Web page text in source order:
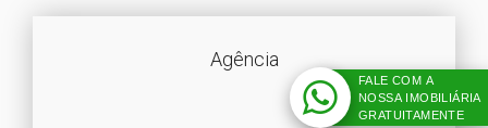
Agência
FALE COM A
NOSSA IMOBILIÁRIA
GRATUITAMENTE